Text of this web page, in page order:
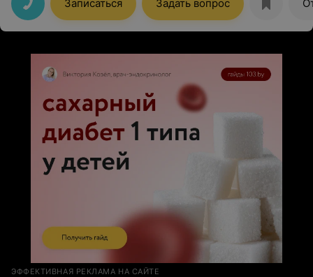
Быстро и оперативно записывают и делают.
Записаться Задать вопрос
ЭФФЕКТИВНАЯ РЕКЛАМА НА САЙТЕ